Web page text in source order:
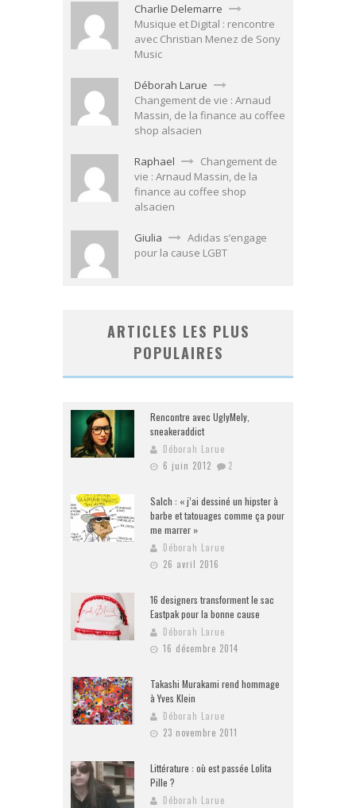
Charlie Delemarre
Musique et Digital : rencontre
avec Christian Menez de Sony
Music
Déborah Larue
Changement de vie : Arnaud
Massin, de la finance au coffee
shop alsacien
Raphael
Changement de
vie : Arnaud Massin, de la
finance au coffee shop
alsacien
Giulia
Adidas s’engage
pour la cause LGBT
ARTICLES LES PLUS
POPULAIRES
Rencontre avec UglyMely,
sneakeraddict
Déborah Larue
6 juin 2012
2
Salch : « j’ai dessiné un hipster à
barbe et tatouages comme ça pour
me marrer »
Déborah Larue
26 avril 2016
16 designers transforment le sac
Eastpak pour la bonne cause
Déborah Larue
16 décembre 2014
Takashi Murakami rend hommage
à Yves Klein
Déborah Larue
23 novembre 2011
Littérature : où est passée Lolita
Pille ?
Déborah Larue